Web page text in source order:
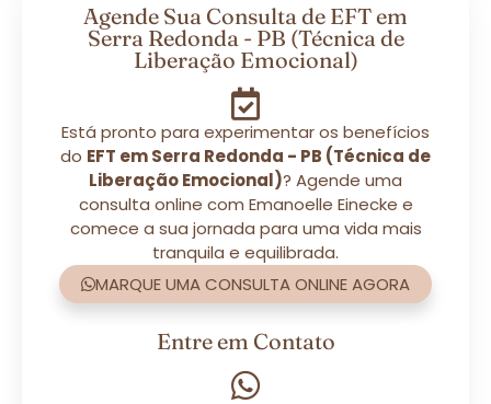
Agende Sua Consulta de EFT em
Serra Redonda - PB (Técnica de
Liberação Emocional)
Está pronto para experimentar os benefícios
do EFT em Serra Redonda - PB (Técnica de
Liberação Emocional)? Agende uma
consulta online com Emanoelle Einecke e
comece a sua jornada para uma vida mais
tranquila e equilibrada.
MARQUE UMA CONSULTA ONLINE AGORA
Entre em Contato